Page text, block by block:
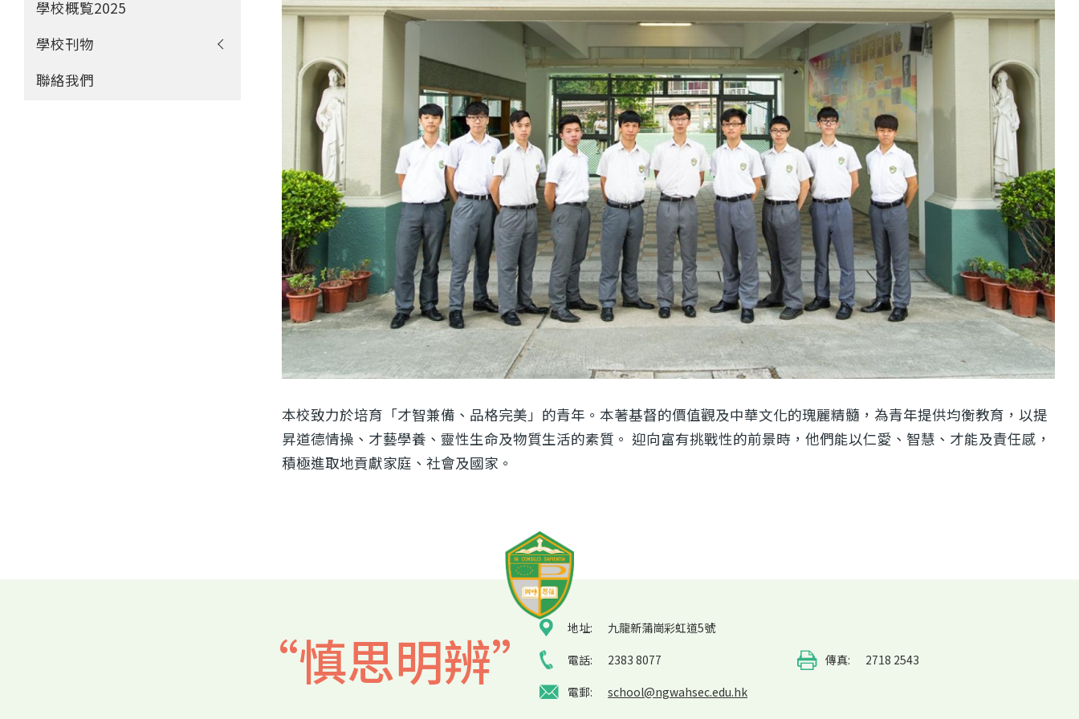
本校致力於培育「才智兼備、品格完美」的青年。本著基督的價值觀及中華文化的瑰麗精髓，為青年提供均衡教育，以提
昇道德情操、才藝學養、靈性生命及物質生活的素質。 迎向富有挑戰性的前景時，他們能以仁愛、智慧、才能及責任感，
積極進取地貢獻家庭、社會及國家。
學校概覧2025
學校刊物
聯絡我們
“慎思明辨” 地址:
九龍新蒲崗彩虹道5號
電話:
2383 8077 傳真:
2718 2543
電郵:
school@ngwahsec.edu.hk